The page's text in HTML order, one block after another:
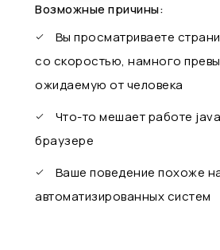
Возможные причины:
Вы просматриваете
со скоростью, намного
ожидаемую от человека
Что-то мешает работе
браузере
Ваше поведение похоже
автоматизированных систем